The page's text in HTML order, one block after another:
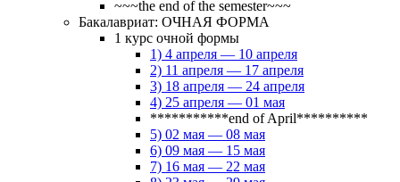
~~~the end of the semester~~~
Бакалавриат: ОЧНАЯ ФОРМА
1 курс очной формы
1) 4 апреля — 10 апреля
2) 11 апреля — 17 апреля
3) 18 апреля — 24 апреля
4) 25 апреля — 01 мая
***********end of April**********
5) 02 мая — 08 мая
6) 09 мая — 15 мая
7) 16 мая — 22 мая